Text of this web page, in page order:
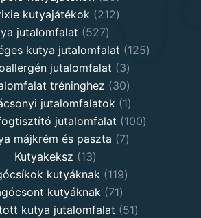
products
kutyajátékok 212212
jutalomfalat 527527
products
kutya jutalomfalat 125125
jutalomfalat 33
products
tréninghez 3030
products
jutalomfalatok 11
product
jutalomfalat 100100
májkrém és paszta 77
Kutyakeksz 1313
products
kutyáknak 119119
kutyáknak 7171
products
kutya jutalomfalat 5151